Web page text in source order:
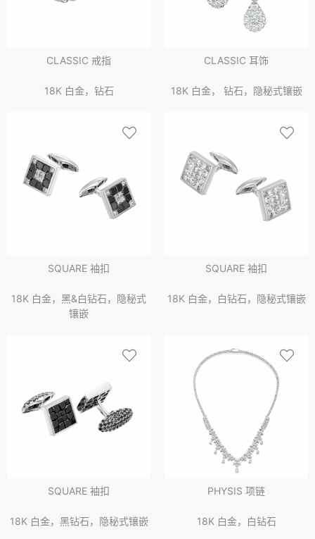
CLASSIC 戒指
18K 白金，钻石
CLASSIC 耳饰
18K 白金， 钻石，隐秘式镶嵌
SQUARE 袖扣
18K 白金，黑&白钻石，隐秘式
镶嵌
SQUARE 袖扣
18K 白金，白钻石，隐秘式镶嵌
SQUARE 袖扣
18K 白金，黑钻石，隐秘式镶嵌
PHYSIS 项链
18K 白金，白钻石